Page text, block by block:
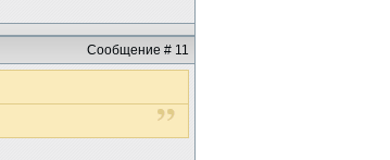
Сообщение # 11